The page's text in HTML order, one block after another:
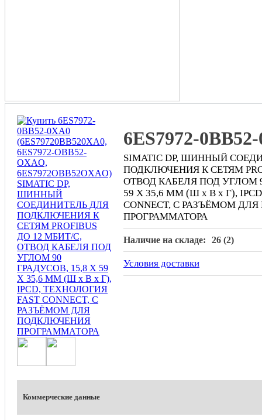
6ES7972-
SIMATIC DP, ШИННЫЙ
ПОДКЛЮЧЕНИЯ К СЕТЯМ
ОТВОД КАБЕЛЯ ПОД УГЛОМ
59 X 35,6 MM (Ш x В x Г),
CONNECT, С РАЗЪЁМОМ
ПРОГРАММАТОРА
Наличие на складе: 26 (2)
Условия доставки
Коммерческие данные